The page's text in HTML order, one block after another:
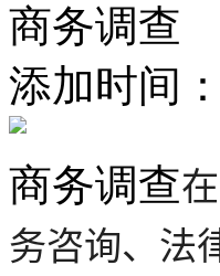
商务调查
添加时间
商务调查
务咨询、法